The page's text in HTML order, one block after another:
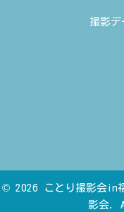
撮影デ
© 2026 ことり撮影会in
影会.